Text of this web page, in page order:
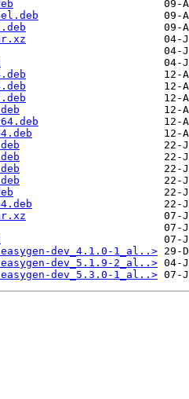
dev_4.1.0-1_al..>
dev_5.1.9-2_al..>
dev_5.3.0-1_al..>